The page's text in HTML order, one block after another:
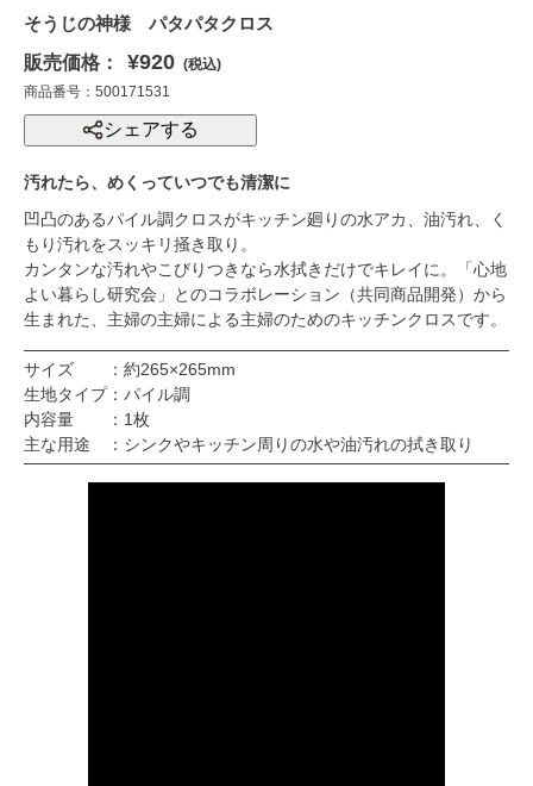
そうじの神様 パタパタクロス
販売価格：
¥920 (税込)
商品番号：500171531
シェアする
汚れたら、めくっていつでも清潔に
凹凸のあるパイル調クロスがキッチン廻りの水アカ、油汚れ、く
もり汚れをスッキリ掻き取り。
カンタンな汚れやこびりつきなら水拭きだけでキレイに。「心地
よい暮らし研究会」とのコラボレーション（共同商品開発）から
生まれた、主婦の主婦による主婦のためのキッチンクロスです。
サイズ ：約265×265mm
生地タイプ：パイル調
内容量 ：1枚
主な用途 ：シンクやキッチン周りの水や油汚れの拭き取り